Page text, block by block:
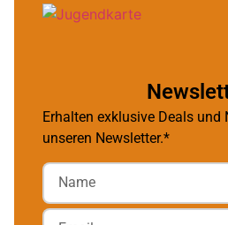
Erhalten exklusive Deals und
unseren Newsletter.*